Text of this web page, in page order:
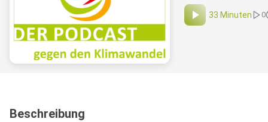
33 Minuten 0
Beschreibung